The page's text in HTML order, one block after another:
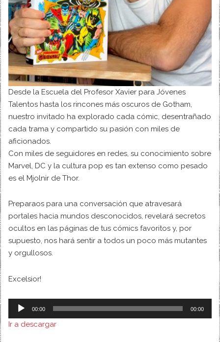
Desde la Escuela del Profesor Xavier para Jóvenes
Talentos hasta los rincones más oscuros de Gotham,
nuestro invitado ha explorado cada cómic, desentrañado
cada trama y compartido su pasión con miles de
aficionados.
Con miles de seguidores en redes, su conocimiento sobre
Marvel, DC y la cultura pop es tan extenso como pesado
es el Mjolnir de Thor.
Preparaos para una conversación que atravesará
portales hacia mundos desconocidos, revelará secretos
ocultos en las páginas de tus cómics favoritos y, por
supuesto, nos hará sentir a todos un poco más mutantes
y orgullosos.
Excelsior!
u
d
00:00 00:00
Ir a descargar